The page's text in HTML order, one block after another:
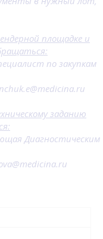
площадке и
по закупкам
заданию
Диагностическим